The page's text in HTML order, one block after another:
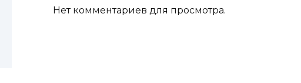
Нет комментариев для просмотра.